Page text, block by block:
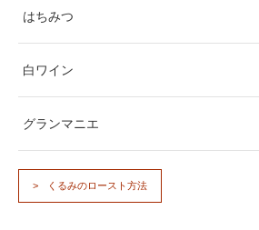
はちみつ
白ワイン
グランマニエ
くるみのロースト方法